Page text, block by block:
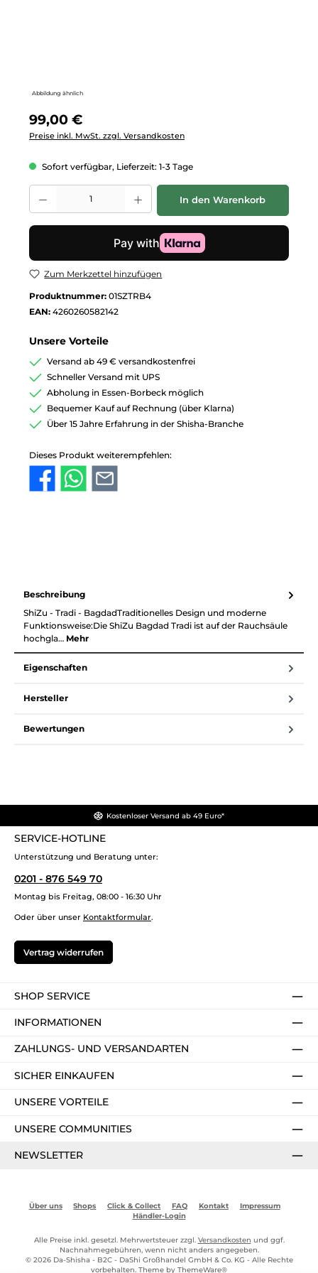
Abbildung ähnlich
Regulärer Preis:
99,00 €
Preise inkl. MwSt. zzgl. Versandkosten
Sofort verfügbar, Lieferzeit: 1-3 Tage
Produkt Anzahl: Gib den gewünschten Wert ein oder benutze die
In den Warenkorb
Zum Merkzettel hinzufügen
Produktnummer: 01SZTRB4
EAN: 4260260582142
Unsere Vorteile
Versand ab 49 € versandkostenfrei
Schneller Versand mit UPS
Abholung in Essen-Borbeck möglich
Bequemer Kauf auf Rechnung (über Klarna)
Über 15 Jahre Erfahrung in der Shisha-Branche
Dieses Produkt weiterempfehlen:
Beschreibung
ShiZu - Tradi - BagdadTraditionelles Design und moderne
Funktionsweise:Die ShiZu Bagdad Tradi ist auf der Rauchsäule
hochgla… Mehr
Eigenschaften
Hersteller
Bewertungen
Kostenloser Versand ab 49 Euro*
SERVICE-HOTLINE
Unterstützung und Beratung unter:
0201 - 876 549 70
Montag bis Freitag, 08:00 - 16:30 Uhr
Oder über unser Kontaktformular.
Vertrag widerrufen
SHOP SERVICE
INFORMATIONEN
ZAHLUNGS- UND VERSANDARTEN
SICHER EINKAUFEN
UNSERE VORTEILE
UNSERE COMMUNITIES
NEWSLETTER
Über uns Shops Click & Collect FAQ Kontakt
Impressum
Händler-Login
Alle Preise inkl. gesetzl. Mehrwertsteuer zzgl. Versandkosten und ggf.
Nachnahmegebühren, wenn nicht anders angegeben.
© 2026 Da-Shisha - B2C - DaShi Großhandel GmbH & Co. KG - Alle Rechte
vorbehalten. Theme by ThemeWare®